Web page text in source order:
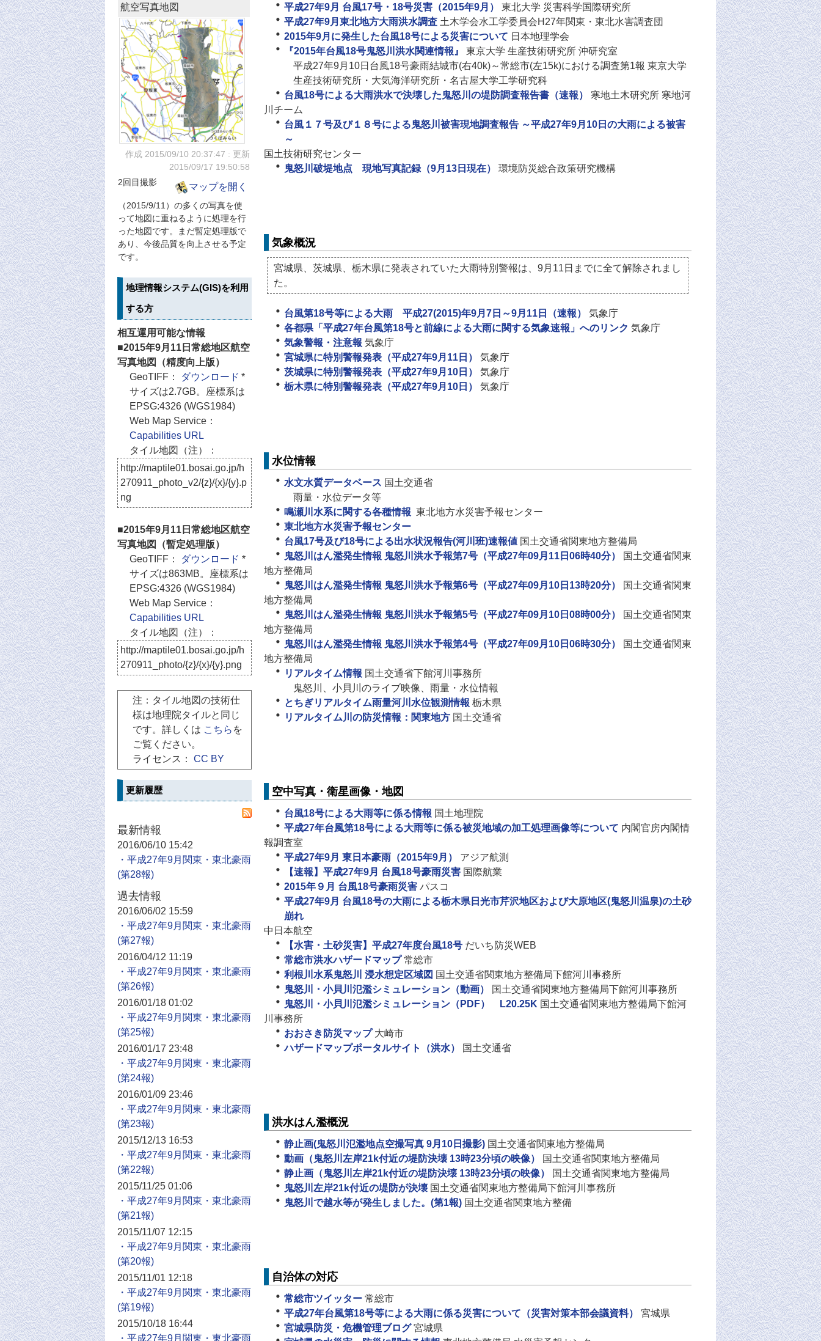
航空写真地図
作成 2015/09/10 20:37:47 : 更新
2015/09/17 19:50:58
マップを開く
2回目撮影
（2015/9/11）の多くの写真を使
って地図に重ねるように処理を行
った地図です。まだ暫定処理版で
あり、今後品質を向上させる予定
です。
地理情報システム(GIS)を利用
する方
相互運用可能な情報
■2015年9月11日常総地区航空
写真地図（精度向上版）
GeoTIFF：
ダウンロード *
サイズは2.7GB。座標系は
EPSG:4326 (WGS1984)
Web Map Service：
Capabilities URL
タイル地図（注）：
http://maptile01.bosai.go.jp/h
270911_photo_v2/{z}/{x}/{y}.p
ng
■2015年9月11日常総地区航空
写真地図（暫定処理版）
GeoTIFF：
ダウンロード *
サイズは863MB。座標系は
EPSG:4326 (WGS1984)
Web Map Service：
Capabilities URL
タイル地図（注）：
http://maptile01.bosai.go.jp/h
270911_photo/{z}/{x}/{y}.png
注：タイル地図の技術仕
様は地理院タイルと同じ
です。詳しくは こちら を
ご覧ください。
ライセンス： CC BY
更新履歴
最新情報
2016/06/10 15:42
・平成27年9月関東・東北豪雨
過去情報
2016/06/02 15:59
・平成27年9月関東・東北豪雨
2016/04/12 11:19
・平成27年9月関東・東北豪雨
2016/01/18 01:02
・平成27年9月関東・東北豪雨
2016/01/17 23:48
・平成27年9月関東・東北豪雨
2016/01/09 23:46
・平成27年9月関東・東北豪雨
2015/12/13 16:53
・平成27年9月関東・東北豪雨
2015/11/25 01:06
・平成27年9月関東・東北豪雨
2015/11/07 12:15
・平成27年9月関東・東北豪雨
2015/11/01 12:18
・平成27年9月関東・東北豪雨
2015/10/18 16:44
・平成27年9月関東・東北豪雨
平成27年9月 台風17号・18号災害（2015年9月）
東北大学 災害科学国際研究所
平成27年9月東北地方大雨洪水調査 土木学会水工学委員会H27年関東・東北水害調査団
2015年9月に発生した台風18号による災害について 日本地理学会
『2015年台風18号鬼怒川洪水関連情報』
東京大学 生産技術研究所 沖研究室
平成27年9月10日台風18号豪雨結城市(右40k)～常総市(左15k)における調査第1報 東京大学
生産技術研究所・大気海洋研究所・名古屋大学工学研究科
台風18号による大雨洪水で決壊した鬼怒川の堤防調査報告書（速報）
寒地土木研究所 寒地河
川チーム
台風１７号及び１８号による鬼怒川被害現地調査報告 ～平成27年9月10日の大雨による被害
～
国土技術研究センター
鬼怒川破堤地点 現地写真記録（9月13日現在）
環境防災総合政策研究機構
気象概況
宮城県、茨城県、栃木県に発表されていた大雨特別警報は、9月11日までに全て解除されまし
た。
台風第18号等による大雨 平成27(2015)年9月7日～9月11日（速報）
気象庁
各都県「平成27年台風第18号と前線による大雨に関する気象速報」へのリンク 気象庁
気象警報・注意報 気象庁
宮城県に特別警報発表（平成27年9月11日）
気象庁
茨城県に特別警報発表（平成27年9月10日）
気象庁
栃木県に特別警報発表（平成27年9月10日）
気象庁
水位情報
水文水質データベース 国土交通省
雨量・水位データ等
鳴瀬川水系に関する各種情報 東北地方水災害予報センター
東北地方水災害予報センター
台風17号及び18号による出水状況報告(河川班)速報値 国土交通省関東地方整備局
鬼怒川はん濫発生情報 鬼怒川洪水予報第7号（平成27年09月11日06時40分）
国土交通省関東
地方整備局
鬼怒川はん濫発生情報 鬼怒川洪水予報第6号（平成27年09月10日13時20分）
国土交通省関東
地方整備局
鬼怒川はん濫発生情報 鬼怒川洪水予報第5号（平成27年09月10日08時00分）
国土交通省関東
地方整備局
鬼怒川はん濫発生情報 鬼怒川洪水予報第4号（平成27年09月10日06時30分）
国土交通省関東
地方整備局
リアルタイム情報 国土交通省下館河川事務所
鬼怒川、小貝川のライブ映像、雨量・水位情報
とちぎリアルタイム雨量河川水位観測情報 栃木県
リアルタイム川の防災情報：関東地方 国土交通省
空中写真・衛星画像・地図
台風18号による大雨等に係る情報 国土地理院
平成27年台風第18号による大雨等に係る被災地域の加工処理画像等について 内閣官房内閣情
報調査室
平成27年9月 東日本豪雨（2015年9月）
アジア航測
【速報】平成27年9月 台風18号豪雨災害 国際航業
2015年９月 台風18号豪雨災害 パスコ
平成27年9月 台風18号の大雨による栃木県日光市芹沢地区および大原地区(鬼怒川温泉)の土砂
崩れ
中日本航空
【水害・土砂災害】平成27年度台風18号 だいち防災WEB
常総市洪水ハザードマップ 常総市
利根川水系鬼怒川 浸水想定区域図 国土交通省関東地方整備局下館河川事務所
鬼怒川・小貝川氾濫シミュレーション（動画）
国土交通省関東地方整備局下館河川事務所
鬼怒川・小貝川氾濫シミュレーション（PDF） L20.25K 国土交通省関東地方整備局下館河
川事務所
おおさき防災マップ 大崎市
ハザードマップポータルサイト（洪水）
国土交通省
洪水はん濫概況
静止画(鬼怒川氾濫地点空撮写真 9月10日撮影) 国土交通省関東地方整備局
動画（鬼怒川左岸21k付近の堤防決壊 13時23分頃の映像）
国土交通省関東地方整備局
静止画（鬼怒川左岸21k付近の堤防決壊 13時23分頃の映像）
国土交通省関東地方整備局
鬼怒川左岸21k付近の堤防が決壊 国土交通省関東地方整備局下館河川事務所
鬼怒川で越水等が発生しました。(第1報) 国土交通省関東地方整備
自治体の対応
常総市ツイッター 常総市
平成27年台風第18号等による大雨に係る災害について（災害対策本部会議資料）
宮城県
宮城県防災・危機管理ブログ 宮城県